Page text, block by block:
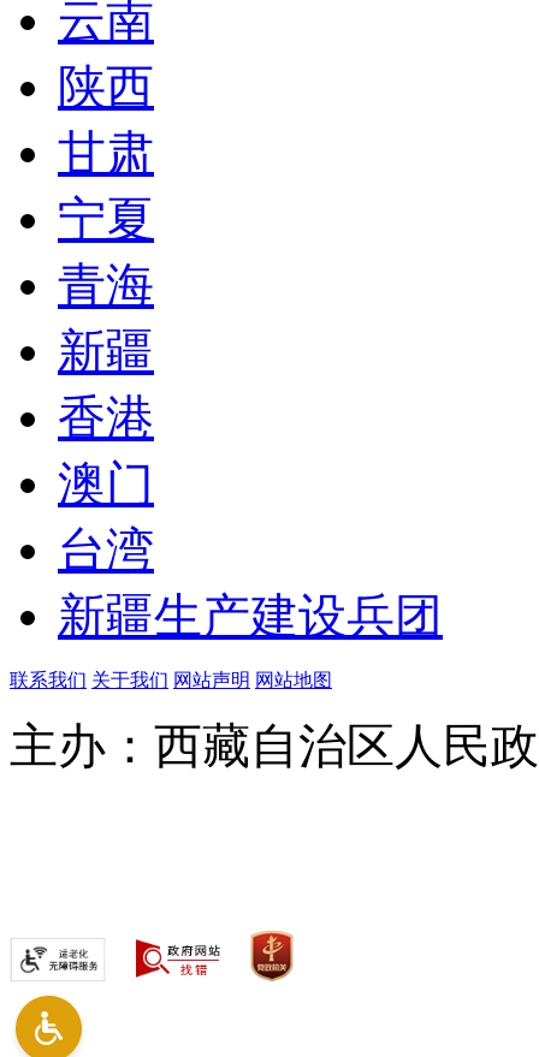
云南
陕西
甘肃
宁夏
青海
新疆
香港
澳门
台湾
新疆生产建设兵团
联系我们 关于我们 网站声明 网站地图
主办：西藏自治区人民